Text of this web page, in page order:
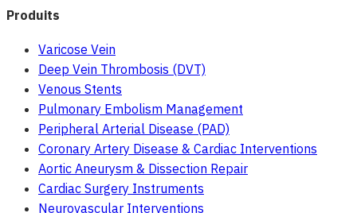
Produits
Varicose Vein
Deep Vein Thrombosis (DVT)
Venous Stents
Pulmonary Embolism Management
Peripheral Arterial Disease (PAD)
Coronary Artery Disease & Cardiac Interventions
Aortic Aneurysm & Dissection Repair
Cardiac Surgery Instruments
Neurovascular Interventions